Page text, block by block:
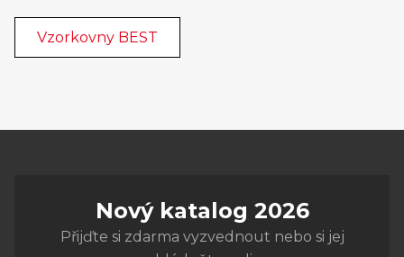
Vzorkovny BEST
Nový katalog 2026
Přijďte si zdarma vyzvednout nebo si jej